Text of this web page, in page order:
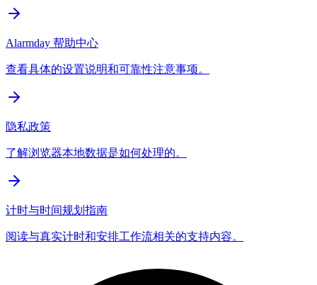
Alarmday 帮助中心
查看具体的设置说明和可靠性注意事项。
隐私政策
了解浏览器本地数据是如何处理的。
计时与时间规划指南
阅读与真实计时和安排工作流相关的支持内容。